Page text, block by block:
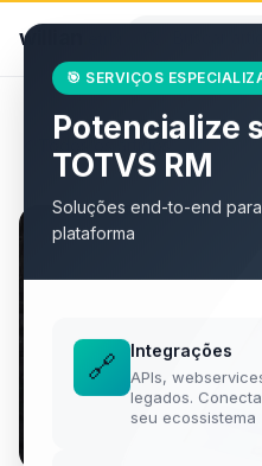
willian
Todos os artigos
🎯 SERVIÇOS
Potencialize
TOTVS RM
Soluções end-to-end para
plataforma
🔗 Integrações
APIs,
legados.
seu ecossistema